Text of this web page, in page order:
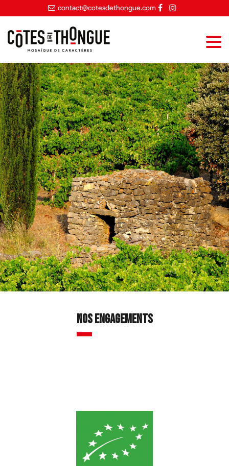
contact@cotesdethongue.com
nos engagements